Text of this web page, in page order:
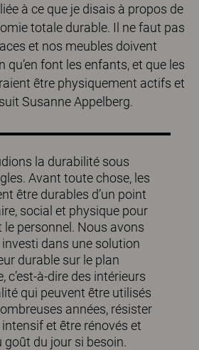
à ce que je disais à propos de
totale durable. Il ne faut pas
et nos meubles doivent
qu’en font les enfants, et que les
être physiquement actifs et
Susanne Appelberg.
la durabilité sous
Avant toute chose, les
être durables d’un point
social et physique pour
le personnel. Nous avons
dans une solution
durable sur le plan
c’est-à-dire des intérieurs
qui peuvent être utilisés
années, résister
et être rénovés et
goût du jour si besoin.